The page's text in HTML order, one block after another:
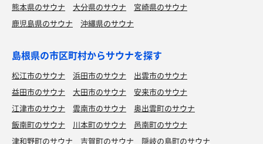
熊本県のサウナ
大分県のサウナ
宮崎県のサウナ
鹿児島県のサウナ
沖縄県のサウナ
島根県の市区町村からサウナを探す
松江市のサウナ 浜田市のサウナ
出雲市のサウナ
益田市のサウナ
大田市のサウナ
安来市のサウナ
江津市のサウナ
雲南市のサウナ
奥出雲町のサウナ
飯南町のサウナ
川本町のサウナ
邑南町のサウナ
津和野町のサウナ
吉賀町のサウナ
隠岐の島町のサウナ